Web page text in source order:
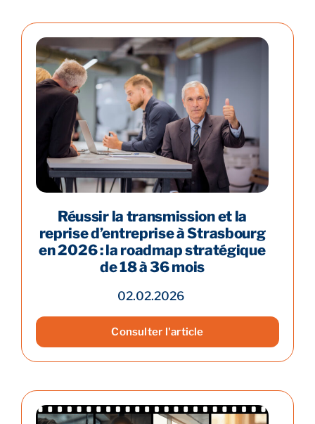
Réussir la transmission et la
reprise d’entreprise à Strasbourg
en 2026 : la roadmap stratégique
de 18 à 36 mois
02.02.2026
Consulter l'article